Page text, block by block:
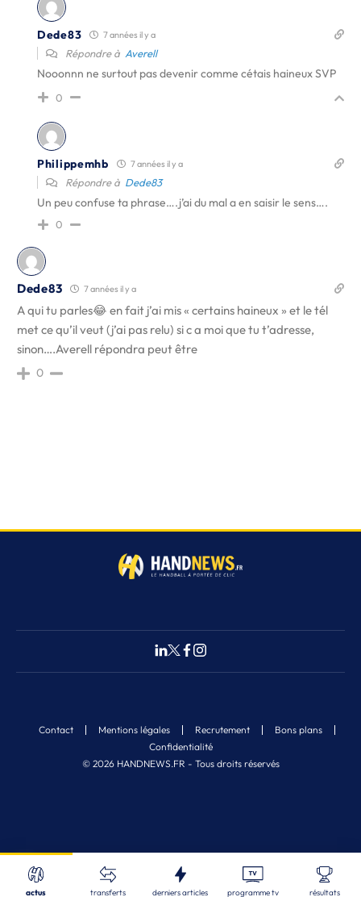
Recherche
Fermer
Dede83 7 années il y a
Répondre à Averell
Nooonnn ne surtout pas devenir comme cétais haineux SVP
0
Philippemhb 7 années il y a
Répondre à Dede83
Un peu confuse ta phrase….j’ai du mal a en saisir le sens….
0
Dede83 7 années il y a
A qui tu parles😂 en fait j’ai mis « certains haineux » et le tél
met ce qu’il veut (j’ai pas relu) si c a moi que tu t’adresse,
sinon….Averell répondra peut être
0
© 2026 HANDNEWS.FR - Tous droits réservés
Contact Mentions légales Recrutement
Bons plans
Confidentialité
actus transferts derniers articles programme tv résultats
Nos derniers articles
9